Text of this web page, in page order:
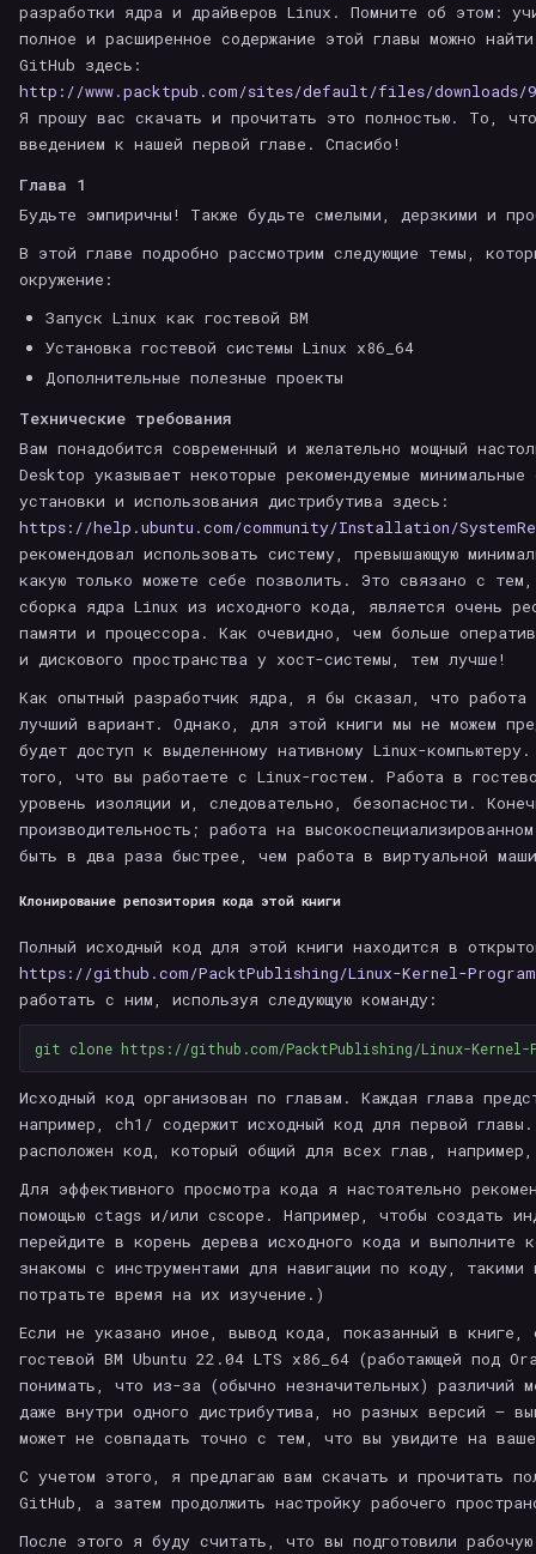
разработки ядра и драйверов Linux. Помните об этом:
полное и расширенное содержание этой главы можно
GitHub здесь:
http://www.packtpub.com/sites/default/files/downloads/
Я прошу вас скачать и прочитать это полностью. То,
введением к нашей первой главе. Спасибо!
Глава 1
Будьте эмпиричны! Также будьте смелыми, дерзкими и
В этой главе подробно рассмотрим следующие темы,
окружение:
Запуск Linux как гостевой ВМ
Установка гостевой системы Linux x86_64
Дополнительные полезные проекты
Технические требования
Вам понадобится современный и желательно мощный
Desktop указывает некоторые рекомендуемые
установки и использования дистрибутива здесь:
https://help.ubuntu.com/community/Installation/
рекомендовал использовать систему, превышающую
какую только можете себе позволить. Это связано с
сборка ядра Linux из исходного кода, является очень
памяти и процессора. Как очевидно, чем больше
и дискового пространства у хост-системы, тем лучше!
Как опытный разработчик ядра, я бы сказал, что
лучший вариант. Однако, для этой книги мы не можем
будет доступ к выделенному нативному Linux-
того, что вы работаете с Linux-гостем. Работа в
уровень изоляции и, следовательно, безопасности.
производительность; работа на
быть в два раза быстрее, чем работа в виртуальной
Клонирование репозитория кода этой книги
Полный исходный код для этой книги находится в
https://github.com/PacktPublishing/Linux-Kernel-
работать с ним, используя следующую команду:
Исходный код организован по главам. Каждая глава
например, ch1/ содержит исходный код для первой
расположен код, который общий для всех глав,
Для эффективного просмотра кода я настоятельно
помощью ctags и/или cscope. Например, чтобы создать
перейдите в корень дерева исходного кода и
знакомы с инструментами для навигации по коду,
потратьте время на их изучение.)
Если не указано иное, вывод кода, показанный в книге,
гостевой ВМ Ubuntu 22.04 LTS x86_64 (работающей под
понимать, что из-за (обычно незначительных) различий
даже внутри одного дистрибутива, но разных версий –
может не совпадать точно с тем, что вы увидите на
С учетом этого, я предлагаю вам скачать и прочитать
GitHub, а затем продолжить настройку рабочего
После этого я буду считать, что вы подготовили